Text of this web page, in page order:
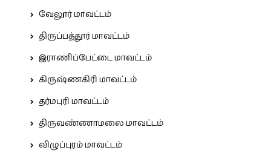
வேலூர் மாவட்டம்
திருப்பத்தூர் மாவட்டம்
இராணிப்பேட்டை மாவட்டம்
கிருஷ்ணகிரி மாவட்டம்
தர்மபுரி மாவட்டம்
திருவண்ணாமலை மாவட்டம்
விழுப்புரம் மாவட்டம்